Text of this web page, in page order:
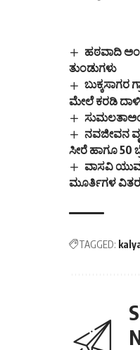
ಹಠವಾದಿ
ತುಂಡುಗಳು
ಮೇಲೆ ಕರಡಿ ದಾಳಿ
ನವಜೀವನ
ಸೀರೆ ಹಾಗೂ
ವಾಸವಿ
ಮೂರ್ತಿಗಳ
TAGGED: